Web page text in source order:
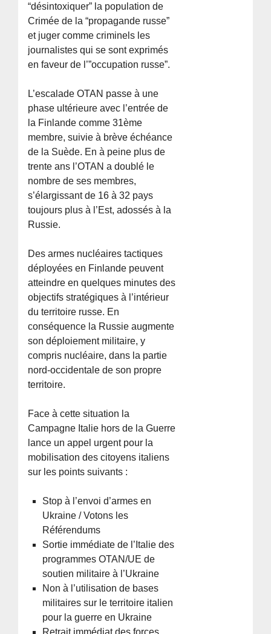
“désintoxiquer” la population de
Crimée de la “propagande russe”
et juger comme criminels les
journalistes qui se sont exprimés
en faveur de l’”occupation russe”.
L’escalade OTAN passe à une
phase ultérieure avec l’entrée de
la Finlande comme 31ème
membre, suivie à brève échéance
de la Suède. En à peine plus de
trente ans l’OTAN a doublé le
nombre de ses membres,
s’élargissant de 16 à 32 pays
toujours plus à l’Est, adossés à la
Russie.
Des armes nucléaires tactiques
déployées en Finlande peuvent
atteindre en quelques minutes des
objectifs stratégiques à l’intérieur
du territoire russe. En
conséquence la Russie augmente
son déploiement militaire, y
compris nucléaire, dans la partie
nord-occidentale de son propre
territoire.
Face à cette situation la
Campagne Italie hors de la Guerre
lance un appel urgent pour la
mobilisation des citoyens italiens
sur les points suivants :
Stop à l’envoi d’armes en
Ukraine / Votons les
Référendums
Sortie immédiate de l’Italie des
programmes OTAN/UE de
soutien militaire à l’Ukraine
Non à l’utilisation de bases
militaires sur le territoire italien
pour la guerre en Ukraine
Retrait immédiat des forces